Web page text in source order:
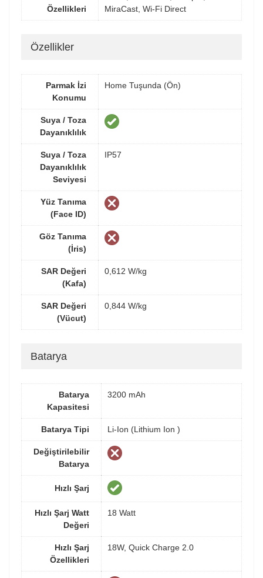
Özellikleri
MiraCast, Wi-Fi Direct
Özellikler
Parmak İzi
Konumu
Home Tuşunda (Ön)
Suya / Toza
Dayanıklılık
Suya / Toza
Dayanıklılık
Seviyesi
IP57
Yüz Tanıma
(Face ID)
Göz Tanıma
(İris)
SAR Değeri
(Kafa)
0,612 W/kg
SAR Değeri
(Vücut)
0,844 W/kg
Batarya
Batarya
Kapasitesi
3200 mAh
Batarya Tipi Li-Ion (Lithium Ion )
Değiştirilebilir
Batarya
Hızlı Şarj
Hızlı Şarj Watt
Değeri
18 Watt
Hızlı Şarj
Özellikleri
18W, Quick Charge 2.0